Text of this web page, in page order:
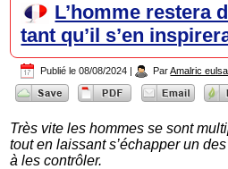
L’homme restera
tant qu’il s’en
Publié le 08/08/2024 | Par Amalric
Très vite les hommes se sont
tout en laissant s’échapper un
à les contrôler.